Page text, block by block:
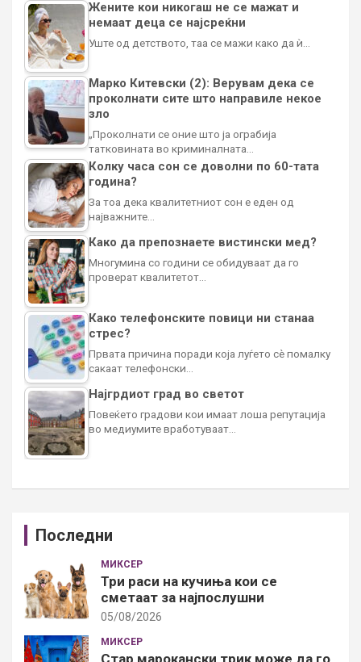
Жените кои никогаш не се мажат и
немаат деца се најсреќни
Уште од детството, таа се мажи како да ѝ…
Марко Китевски (2): Верувам дека се
проколнати сите што направиле некое
зло
„Проколнати се оние што ја ограбија
татковината во криминалната…
Колку часа сон се доволни по 60-тата
година?
За тоа дека квалитетниот сон е еден од
најважните…
Како да препознаете вистински мед?
Многумина со години се обидуваат да го
проверат квалитетот…
Како телефонските повици ни станаа
стрес?
Првата причина поради која луѓето сè помалку
сакаат телефонски…
Најгрдиот град во светот
Повеќето градови кои имаат лоша репутација
во медиумите вработуваат…
Последни
МИКСЕР
Три раси на кучиња кои се
сметаат за најпослушни
05/08/2026
МИКСЕР
Стар марокански трик може да го